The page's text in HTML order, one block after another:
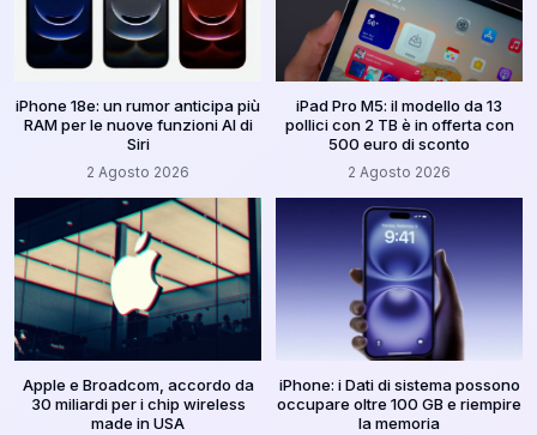
iPhone 18e: un rumor anticipa più
RAM per le nuove funzioni AI di
Siri
2 Agosto 2026
iPad Pro M5: il modello da 13
pollici con 2 TB è in offerta con
500 euro di sconto
2 Agosto 2026
Apple e Broadcom, accordo da
30 miliardi per i chip wireless
made in USA
iPhone: i Dati di sistema possono
occupare oltre 100 GB e riempire
la memoria